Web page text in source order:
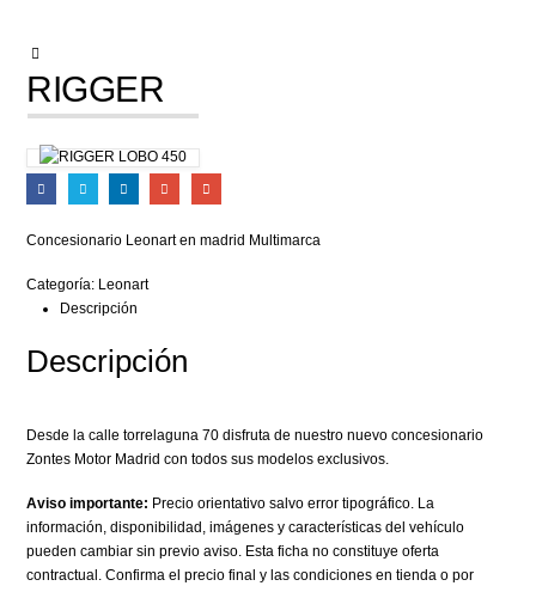
RIGGER
LOBO 450
Concesionario Leonart en madrid Multimarca
Categoría: Leonart
Descripción
Descripción
Desde la calle torrelaguna 70 disfruta de nuestro nuevo concesionario
Zontes Motor Madrid con todos sus modelos exclusivos.
Aviso importante: Precio orientativo salvo error tipográfico. La
información, disponibilidad, imágenes y características del vehículo
pueden cambiar sin previo aviso. Esta ficha no constituye oferta
contractual. Confirma el precio final y las condiciones en tienda o por